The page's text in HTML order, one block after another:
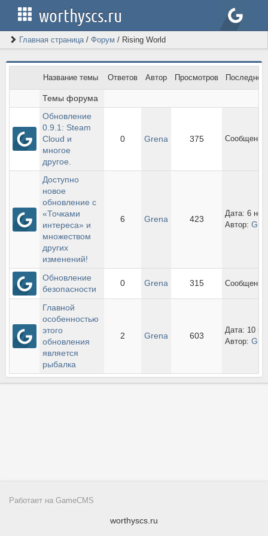
worthyscs.ru
Главная страница/ Форум / Rising World
Название темы Ответов Автор Просмотров
Темы форума
Обновление
0.9.1: Steam
Cloud и
многое
другое.
0 Grena 375 Сообщений
Доступно
новое
обновление с
«Точками
интереса» и
множеством
других
изменений!
6 Grena 423
Дата: 6
Автор:
Обновление
безопасности
0 Grena 315 Сообщений
Главной
особенностью
этого
обновления
является
рыбалка
2 Grena 603
Дата: 10
Автор:
Работает на GameCMS
worthyscs.ru